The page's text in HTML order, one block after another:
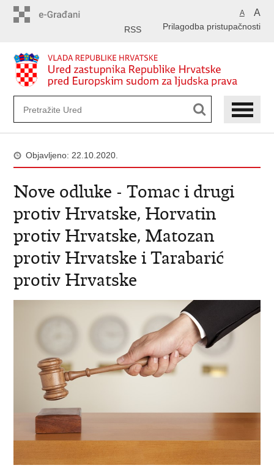
A A
Prilagodba pristupačnosti
RSS
Objavljeno: 22.10.2020.
Nove odluke - Tomac i drugi
protiv Hrvatske, Horvatin
protiv Hrvatske, Matozan
protiv Hrvatske i Tarabarić
protiv Hrvatske